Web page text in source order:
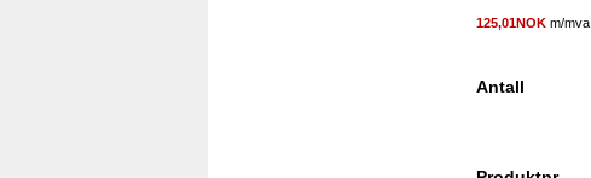
125,01NOK m/mva
Antall